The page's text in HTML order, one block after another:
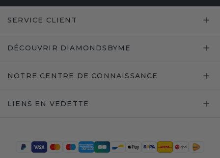
SERVICE CLIENT
DÉCOUVRIR DIAMONDSBYME
NOTRE CENTRE DE CONNAISSANCE
LIENS EN VEDETTE